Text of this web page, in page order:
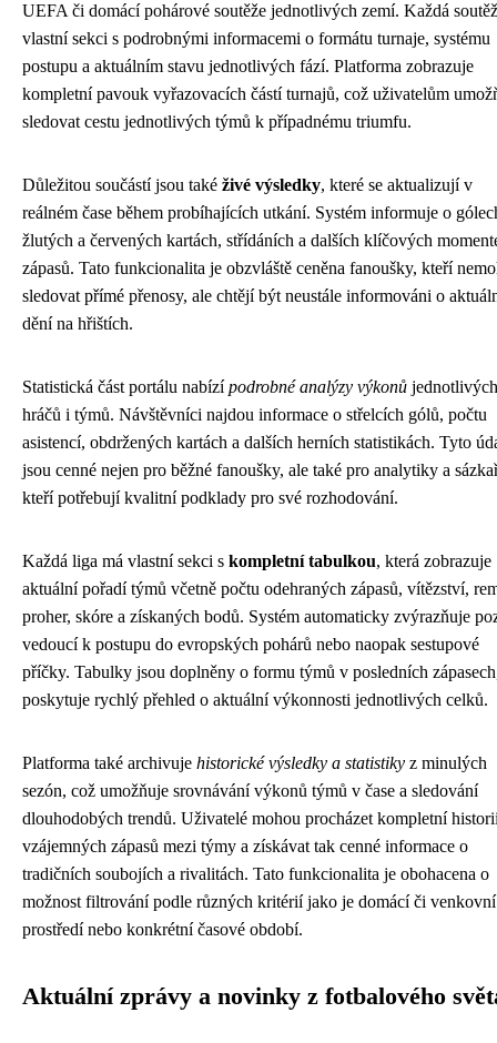
UEFA či domácí pohárové soutěže jednotlivých zemí. Každá
vlastní sekci s podrobnými informacemi o formátu turnaje, systému
postupu a aktuálním stavu jednotlivých fází. Platforma zobrazuje
kompletní pavouk vyřazovacích částí turnajů, což uživatelům
sledovat cestu jednotlivých týmů k případnému triumfu.
Důležitou součástí jsou také živé výsledky, které se aktualizují v
reálném čase během probíhajících utkání. Systém informuje o
žlutých a červených kartách, střídáních a dalších klíčových
zápasů. Tato funkcionalita je obzvláště ceněna fanoušky, kteří
sledovat přímé přenosy, ale chtějí být neustále informováni o
dění na hřištích.
Statistická část portálu nabízípodrobné analýzy výkonů jednotlivých
hráčů i týmů. Návštěvníci najdou informace o střelcích gólů, počtu
asistencí, obdržených kartách a dalších herních statistikách. Tyto
jsou cenné nejen pro běžné fanoušky, ale také pro analytiky a
kteří potřebují kvalitní podklady pro své rozhodování.
Každá liga má vlastní sekci s kompletní tabulkou, která zobrazuje
aktuální pořadí týmů včetně počtu odehraných zápasů, vítězství,
proher, skóre a získaných bodů. Systém automaticky zvýrazňuje
vedoucí k postupu do evropských pohárů nebo naopak sestupové
příčky. Tabulky jsou doplněny o formu týmů v posledních
poskytuje rychlý přehled o aktuální výkonnosti jednotlivých celků.
Platforma také archivuje historické výsledky a statistiky z minulých
sezón, což umožňuje srovnávání výkonů týmů v čase a sledování
dlouhodobých trendů. Uživatelé mohou procházet kompletní
vzájemných zápasů mezi týmy a získávat tak cenné informace o
tradičních soubojích a rivalitách. Tato funkcionalita je obohacena o
možnost filtrování podle různých kritérií jako je domácí či venkovní
prostředí nebo konkrétní časové období.
Aktuální zprávy a novinky z fotbalového